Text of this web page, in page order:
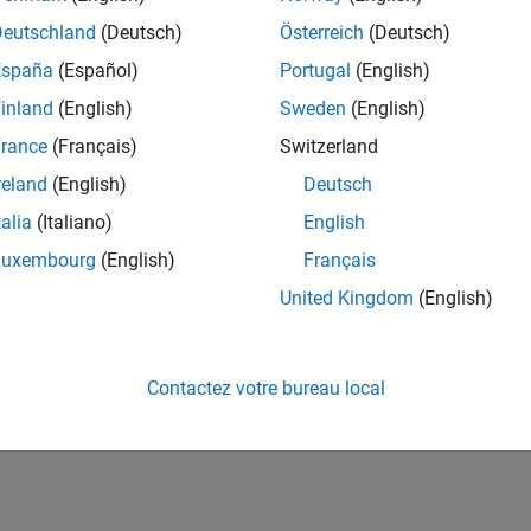
(Deutsch)
(Español)
(English)
(Français)
(English)
(Italiano)
(English)
Österreich (Deutsch)
Portugal (English)
Sweden (English)
Switzerland
Deutsch
English
Français
United Kingdom (English)
Contactez votre bureau local